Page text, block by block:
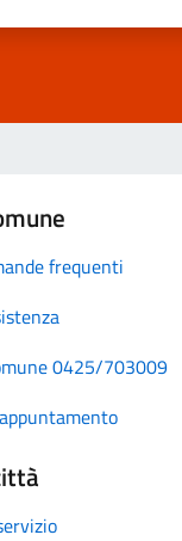
frequenti
0425/703009